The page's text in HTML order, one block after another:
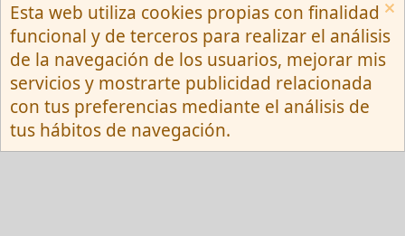
Español (Neutro) Tu
Contactarnos
Términos y reglas
Privacy policy
Ayuda
R
S
S
Community platform by XenForo ® © 2010-
2026 XenForo Ltd.
Esta web utiliza cookies propias con finalidad
funcional y de terceros para realizar el análisis
de la navegación de los usuarios, mejorar mis
servicios y mostrarte publicidad relacionada
con tus preferencias mediante el análisis de
tus hábitos de navegación.